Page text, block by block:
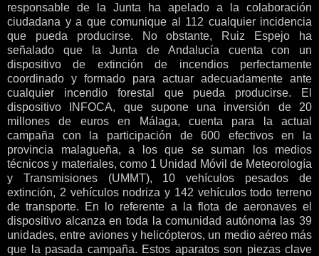
responsable de la Junta ha apelado a la colaboración
ciudadana y a que comunique al 112 cualquier incidencia
que pueda producirse. No obstante, Ruiz Espejo ha
señalado que la Junta de Andalucía cuenta con un
dispositivo de extinción de incendios perfectamente
coordinado y formado para actuar adecuadamente ante
cualquier incendio forestal que pueda producirse. El
dispositivo INFOCA, que supone una inversión de 20
millones de euros en Málaga, cuenta para la actual
campaña con la participación de 600 efectivos en la
provincia malagueña, a los que se suman los medios
técnicos y materiales, como 1 Unidad Móvil de Meteorología
y Transmisiones (UMMT), 10 vehículos pesados de
extinción, 2 vehículos nodriza y 142 vehículos todo terreno
de transporte. En lo referente a la flota de aeronaves el
dispositivo alcanza en toda la comunidad autónoma las 39
unidades, entre aviones y helicópteros, un medio aéreo más
que la pasada campaña. Estos aparatos son piezas clave